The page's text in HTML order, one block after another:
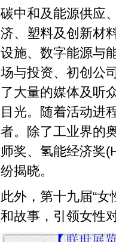
碳中和及能源供应
济、塑料及创新材
设施、数字能源与
场与投资、初创公
了大量的媒体及听
目光。随着活动进
者。除了工业界的
师奖、氢能经济奖
纷揭晓。
此外，第十九届“
和故事，引领女性